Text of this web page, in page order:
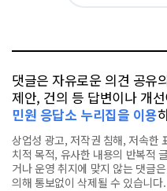
댓글은 자유로운 의견 공유
제안, 건의 등 답변이나 개
민원 응답소 누리집을 이용
상업성 광고, 저작권 침해, 저속한
치적 목적, 유사한 내용의 반복적
거나 운영 취지에 맞지 않는 댓글
의해 통보없이 삭제될 수 있습니다.